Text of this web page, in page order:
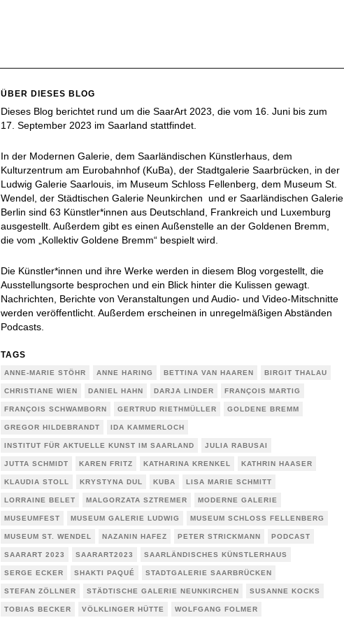
ÜBER DIESES BLOG
Dieses Blog berichtet rund um die SaarArt 2023, die vom 16. Juni bis zum
17. September 2023 im Saarland stattfindet.
In der Modernen Galerie, dem Saarländischen Künstlerhaus, dem
Kulturzentrum am Eurobahnhof (KuBa), der Stadtgalerie Saarbrücken, in der
Ludwig Galerie Saarlouis, im Museum Schloss Fellenberg, dem Museum St.
Wendel, der Städtischen Galerie Neunkirchen und er Saarländischen Galerie
Berlin sind 63 Künstler*innen aus Deutschland, Frankreich und Luxemburg
ausgestellt. Außerdem gibt es einen Außenstelle an der Goldenen Bremm,
die vom „Kollektiv Goldene Bremm“ bespielt wird.
Die Künstler*innen und ihre Werke werden in diesem Blog vorgestellt, die
Ausstellungsorte besprochen und ein Blick hinter die Kulissen gewagt.
Nachrichten, Berichte von Veranstaltungen und Audio- und Video-Mitschnitte
werden veröffentlicht. Außerdem erscheinen in unregelmäßigen Abständen
Podcasts.
TAGS
ANNE-MARIE STÖHR ANNE HARING BETTINA VAN HAAREN BIRGIT THALAU
CHRISTIANE WIEN DANIEL HAHN DARJA LINDER FRANÇOIS MARTIG
FRANÇOIS SCHWAMBORN GERTRUD RIETHMÜLLER GOLDENE BREMM
GREGOR HILDEBRANDT IDA KAMMERLOCH
INSTITUT FÜR AKTUELLE KUNST IM SAARLAND JULIA RABUSAI
JUTTA SCHMIDT KAREN FRITZ KATHARINA KRENKEL KATHRIN HAASER
KLAUDIA STOLL KRYSTYNA DUL KUBA LISA MARIE SCHMITT
LORRAINE BELET MALGORZATA SZTREMER MODERNE GALERIE
MUSEUMFEST MUSEUM GALERIE LUDWIG MUSEUM SCHLOSS FELLENBERG
MUSEUM ST. WENDEL NAZANIN HAFEZ PETER STRICKMANN PODCAST
SAARART 2023 SAARART2023 SAARLÄNDISCHES KÜNSTLERHAUS
SERGE ECKER SHAKTI PAQUÉ STADTGALERIE SAARBRÜCKEN
STEFAN ZÖLLNER STÄDTISCHE GALERIE NEUNKIRCHEN SUSANNE KOCKS
TOBIAS BECKER VÖLKLINGER HÜTTE WOLFGANG FOLMER